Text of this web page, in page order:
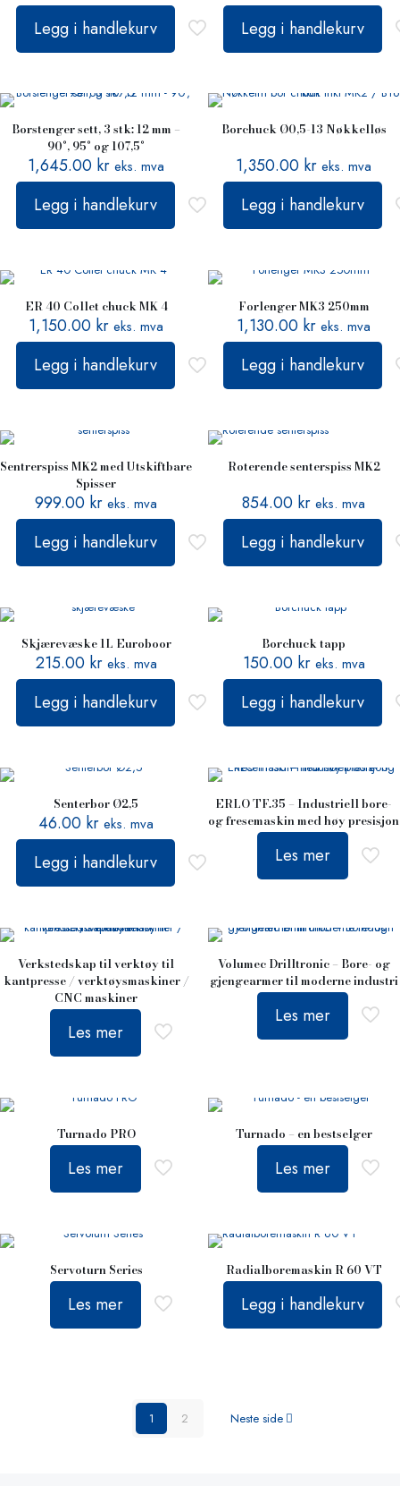
Legg i handlekurv
Legg i handlekurv
Borstenger sett, 3 stk: 12 mm –
90°, 95° og 107,5°
1,645.00 kr eks. mva
Legg i handlekurv
Borchuck Ø0,5-13 Nøkkelløs
1,350.00 kr eks. mva
Legg i handlekurv
ER 40 Collet chuck MK 4
1,150.00 kr eks. mva
Legg i handlekurv
Forlenger MK3 250mm
1,130.00 kr eks. mva
Legg i handlekurv
Sentrerspiss MK2 med Utskiftbare
Spisser
999.00 kr eks. mva
Legg i handlekurv
Roterende senterspiss MK2
854.00 kr eks. mva
Legg i handlekurv
Skjærevæske 1L Euroboor
215.00 kr eks. mva
Legg i handlekurv
Borchuck tapp
150.00 kr eks. mva
Legg i handlekurv
Senterbor Ø2,5
46.00 kr eks. mva
Legg i handlekurv
ERLO TF.35 – Industriell bore-
og fresemaskin med høy presisjon
Les mer
Verkstedskap til verktøy til
kantpresse / verktøysmaskiner /
CNC maskiner
Les mer
Volumec Drilltronic – Bore- og
gjengearmer til moderne industri
Les mer
Turnado PRO
Les mer
Turnado – en bestselger
Les mer
Servoturn Series
Les mer
Radialboremaskin R 60 VT
Legg i handlekurv
1 2 Neste side